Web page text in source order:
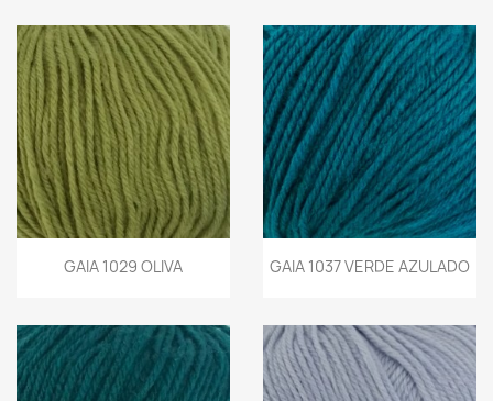
GAIA 1029 OLIVA GAIA 1037 VERDE AZULADO